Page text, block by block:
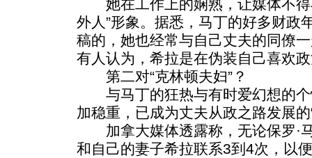
她在工作上的娴熟，让媒体不得
外人”形象。据悉，马丁的好多财政
稿的，她也经常与自己丈夫的同僚
有人认为，希拉是在伪装自己喜欢
第二对“克林顿夫妇”？
与马丁的狂热与有时爱幻想的个
加稳重，已成为丈夫从政之路发展的
加拿大媒体透露称，无论保罗·
和自己的妻子希拉联系3到4次，以